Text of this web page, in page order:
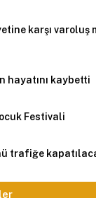
karşı varoluş
hayatını kaybetti
Festivali
trafiğe